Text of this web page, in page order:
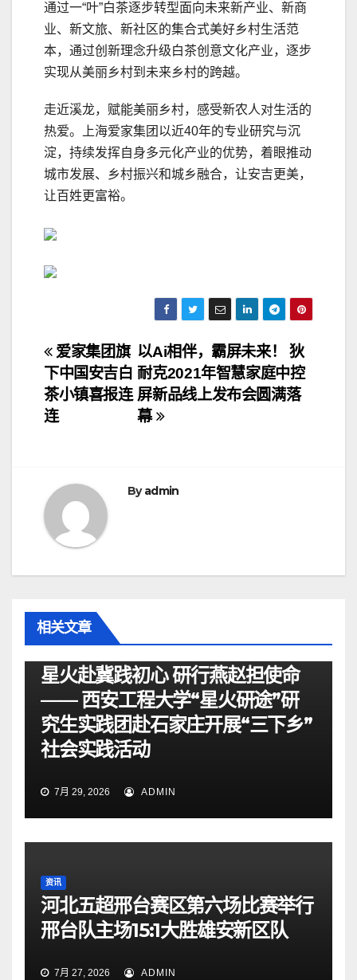
通过一“叶”白茶逐步转型面向未来新产业、新商
业、新文旅、新社区的集合式美好乡村生活范
本，通过创新理念升级白茶创意文化产业，逐步
实现从美丽乡村到未来乡村的跨越。
走近溪龙，赋能美丽乡村，感受新农人对生活的
热爱。上海爱家集团以近40年的专业研究与沉
淀，持续发挥自身多元化产业的优势，着眼推动
城市发展、乡村振兴和城乡融合，让安吉更美，
让百姓更富裕。
文
章
导
以Ai相伴，霸屏未来！ 狄
耐克2021年智慧家庭中控
屏新品线上发布会圆满落
幕
爱家集团旗
下中国安吉白
茶小镇喜报连
连
Byadmin
相关文章
星火赴冀践初心 研行燕赵担使命
—— 西安工程大学“星火研途”研
究生实践团赴石家庄开展“三下乡”
社会实践活动
7月 29, 2026 ADMIN
资讯
河北五超邢台赛区第六场比赛举行
邢台队主场15:1大胜雄安新区队
7月 27, 2026 ADMIN